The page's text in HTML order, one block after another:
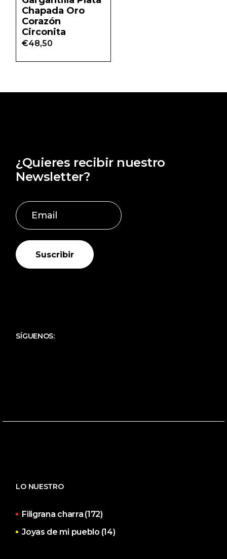
Chapada Oro
Corazón
Circonita
€48,50
¿Quieres recibir nuestro
Newsletter?
Suscribir
SÍGUENOS:
LO NUESTRO
Filigrana charra (172)
Joyas de mi pueblo (14)